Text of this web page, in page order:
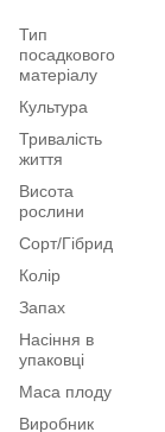
Тип
посадкового
матеріалу
Культура
Тривалість
життя
Висота
рослини
Сорт/Гібрид
Колір
Запах
Насіння в
упаковці
Маса плоду
Виробник